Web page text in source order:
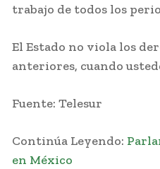
trabajo de todos los
El Estado no viola los
anteriores, cuando
Fuente: Telesur
Continúa Leyendo:
en México